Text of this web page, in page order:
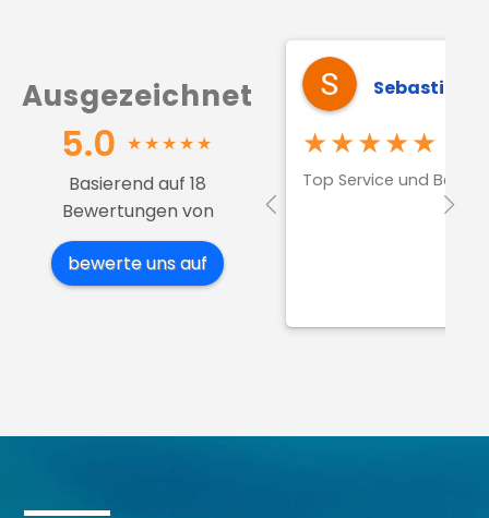
Ausgezeichnet
5.0 ★★★★★
Basierend auf 18
Bewertungen von
bewerte uns auf
Sebastian
★★★★★
Top Service und